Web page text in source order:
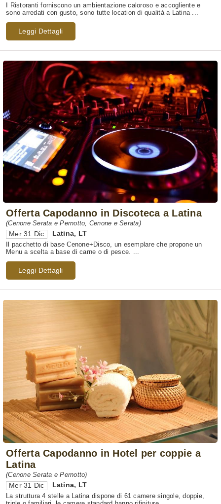
I Ristoranti forniscono un ambientazione caloroso e accogliente e
sono arredati con gusto, sono tutte location di qualità a Latina ...
Leggi Dettagli
Offerta Capodanno in Discoteca a Latina
(Cenone Serata e Pernotto, Cenone e Serata)
Mer 31 Dic Latina, LT
Il pacchetto di base Cenone+Disco, un esemplare che propone un
Menu a scelta a base di carne o di pesce. ...
Leggi Dettagli
Offerta Capodanno in Hotel per coppie a
Latina
(Cenone Serata e Pernotto)
Mer 31 Dic Latina, LT
La struttura 4 stelle a Latina dispone di 61 camere singole, doppie,